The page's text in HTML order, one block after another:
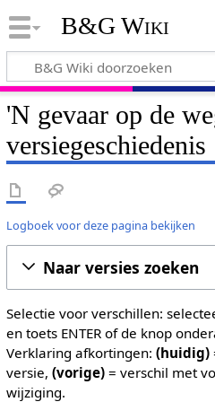
B&G Wiki
'N gevaar op de
versiegeschiedenis
Logboek voor deze pagina bekijken
Naar versies zoeken
Selectie voor verschillen:
en toets ENTER of de knop
Verklaring afkortingen: (huidig)
versie, (vorige)= verschil met
wijziging.